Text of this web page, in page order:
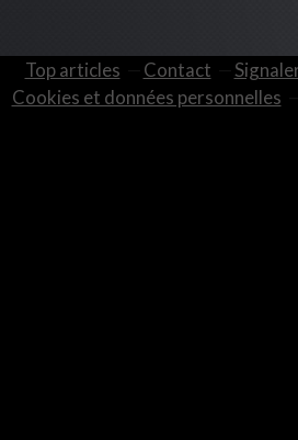
Top articles Contact
Cookies et données personnelles